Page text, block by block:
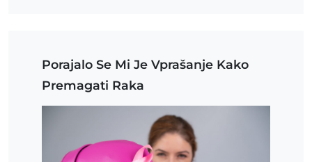
Porajalo Se Mi Je Vprašanje Kako
Premagati Raka